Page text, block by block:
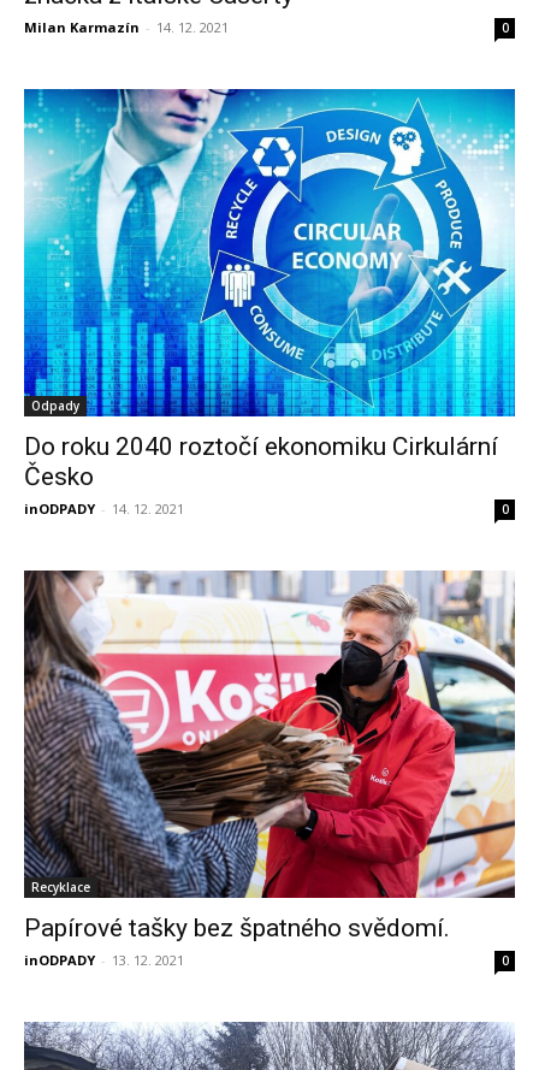
Milan Karmazín - 14. 12. 2021 0
Odpady
Do roku 2040 roztočí ekonomiku Cirkulární
Česko
inODPADY - 14. 12. 2021 0
Recyklace
Papírové tašky bez špatného svědomí.
inODPADY - 13. 12. 2021 0